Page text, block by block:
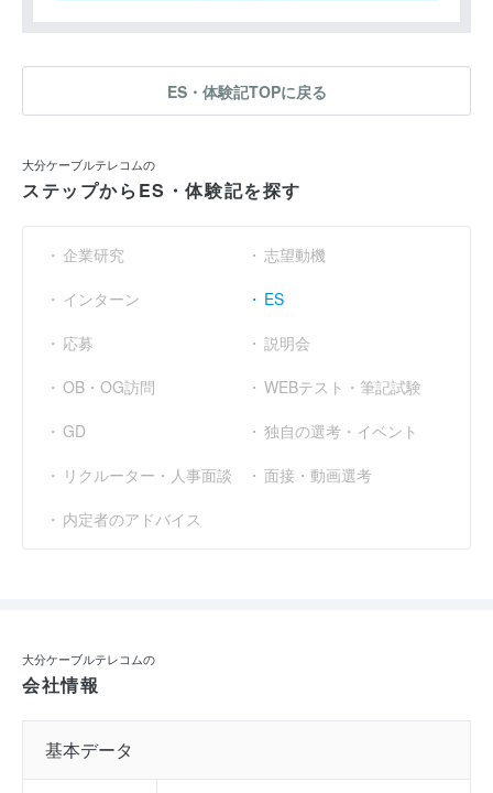
ES・体験記TOPに戻る
大分ケーブルテレコムの
ステップからES・体験記を探す
企業研究
志望動機
インターン
ES
応募
説明会
OB・OG訪問
WEBテスト・筆記試験
GD
独自の選考・イベント
リクルーター・人事面談
面接・動画選考
内定者のアドバイス
大分ケーブルテレコムの
会社情報
基本データ